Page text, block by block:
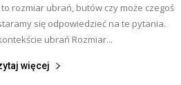
rozmiar ubrań, butów czy może czegoś
się odpowiedzieć na te pytania.
ubrań Rozmiar...
więcej